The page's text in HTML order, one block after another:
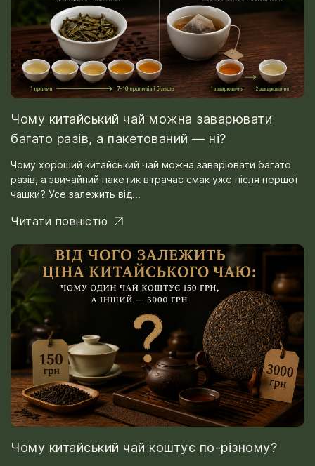
Чому китайський чай можна заварювати
багато разів, а пакетований — ні?
Чому хороший китайський чай можна заварювати багато
разів, а звичайний пакетик втрачає смак уже після першої
чашки? Усе залежить від...
Читати повністю
Чому китайський чай коштує по-різному?